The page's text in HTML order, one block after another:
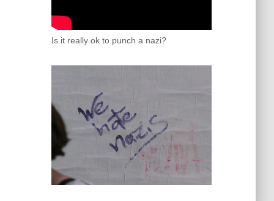
Is it really ok to punch a nazi?